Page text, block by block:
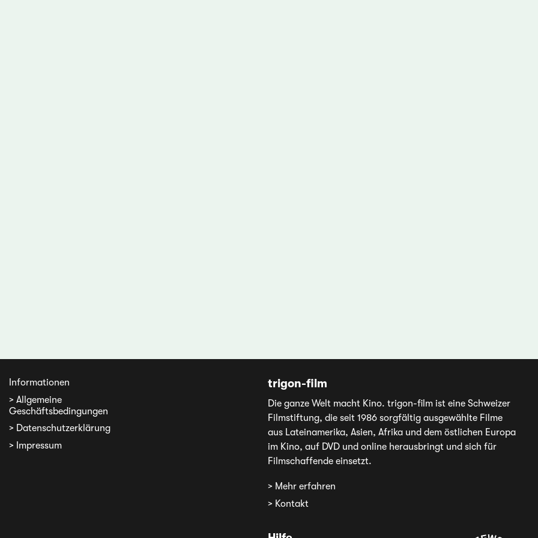
Informationen
> Allgemeine
Geschäftsbedingungen
> Datenschutzerklärung
> Impressum
trigon-film
Die ganze Welt macht Kino. trigon-film ist eine Schweizer
Filmstiftung, die seit 1986 sorgfältig ausgewählte Filme
aus Lateinamerika, Asien, Afrika und dem östlichen Europa
im Kino, auf DVD und online herausbringt und sich für
Filmschaffende einsetzt.
> Mehr erfahren
> Kontakt